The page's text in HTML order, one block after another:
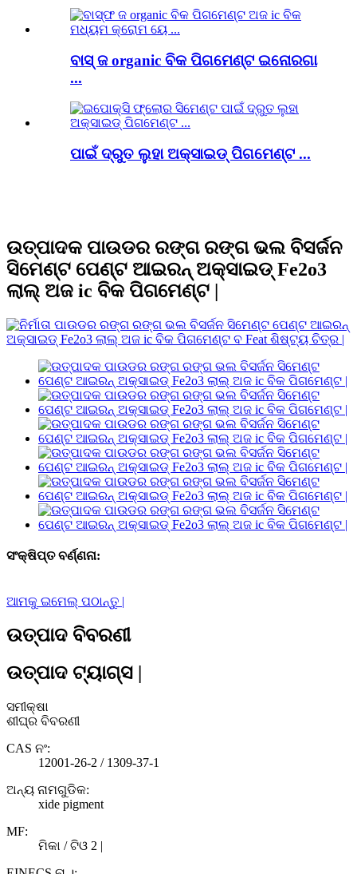
ବାସ୍ ଜ organic ବିକ ପିଗମେଣ୍ଟ ଇନୋରଗା
...
ପାଇଁ ଦ୍ରୁତ ଲୁହା ଅକ୍ସାଇଡ୍ ପିଗମେଣ୍ଟ ...
ଉତ୍ପାଦକ ପାଉଡର ରଙ୍ଗ ରଙ୍ଗ ଭଲ ବିସର୍ଜନ
ସିମେଣ୍ଟ ପେଣ୍ଟ ଆଇରନ୍ ଅକ୍ସାଇଡ୍ Fe2o3
ଲାଲ୍ ଅଜ ic ବିକ ପିଗମେଣ୍ଟ |
ସଂକ୍ଷିପ୍ତ ବର୍ଣ୍ଣନା:
ଆମକୁ ଇମେଲ୍ ପଠାନ୍ତୁ |
ଉତ୍ପାଦ ବିବରଣୀ
ଉତ୍ପାଦ ଟ୍ୟାଗ୍ସ |
ସମୀକ୍ଷା
ଶୀଘ୍ର ବିବରଣୀ
CAS ନଂ:
12001-26-2 / 1309-37-1
ଅନ୍ୟ ନାମଗୁଡିକ:
xide pigment
MF:
ମିକା / ଟିଓ 2 |